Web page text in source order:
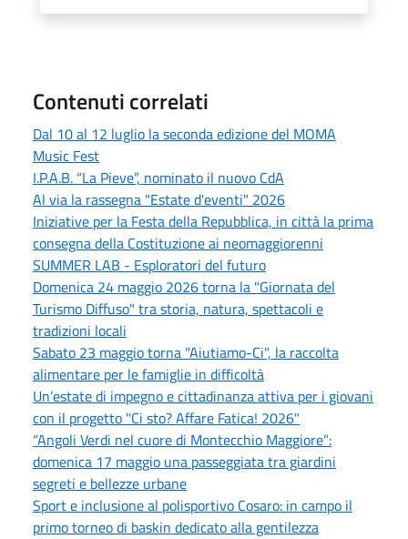
Contenuti correlati
Dal 10 al 12 luglio la seconda edizione del MOMA
Music Fest
I.P.A.B. “La Pieve”, nominato il nuovo CdA
Al via la rassegna "Estate d'eventi" 2026
Iniziative per la Festa della Repubblica, in città la prima
consegna della Costituzione ai neomaggiorenni
SUMMER LAB - Esploratori del futuro
Domenica 24 maggio 2026 torna la "Giornata del
Turismo Diffuso" tra storia, natura, spettacoli e
tradizioni locali
Sabato 23 maggio torna "Aiutiamo-Ci", la raccolta
alimentare per le famiglie in difficoltà
Un’estate di impegno e cittadinanza attiva per i giovani
con il progetto "Ci sto? Affare Fatica! 2026"
“Angoli Verdi nel cuore di Montecchio Maggiore”:
domenica 17 maggio una passeggiata tra giardini
segreti e bellezze urbane
Sport e inclusione al polisportivo Cosaro: in campo il
primo torneo di baskin dedicato alla gentilezza